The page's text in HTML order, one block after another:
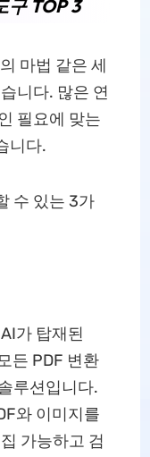
구 TOP 3
마법 같은 세
니다. 많은 연
필요에 맞는
니다.
수 있는 3가
가 탑재된
든 PDF 변환
루션입니다.
와 이미지를
가능하고 검